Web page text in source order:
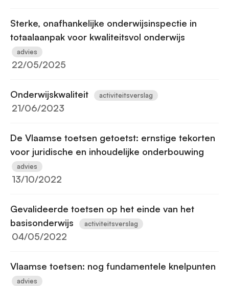
Sterke, onafhankelijke onderwijsinspectie in
totaalaanpak voor kwaliteitsvol onderwijs
advies
22/05/2025
Onderwijskwaliteit activiteitsverslag
21/06/2023
De Vlaamse toetsen getoetst: ernstige tekorten
voor juridische en inhoudelijke onderbouwing
advies
13/10/2022
Gevalideerde toetsen op het einde van het
basisonderwijs
activiteitsverslag
04/05/2022
Vlaamse toetsen: nog fundamentele knelpunten
advies